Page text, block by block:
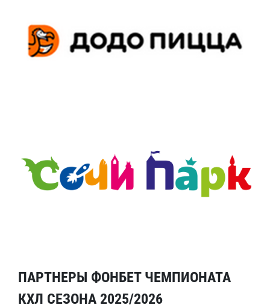
ПАРТНЕРЫ ФОНБЕТ ЧЕМПИОНАТА
КХЛ СЕЗОНА 2025/2026